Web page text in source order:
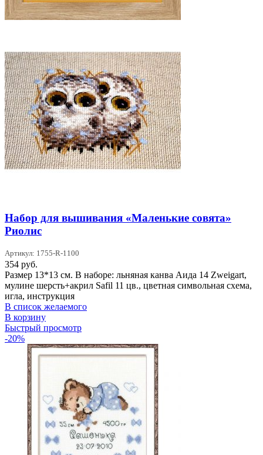
Набор для вышивания «Маленькие совята»
Риолис
Артикул: 1755-R-1100
354 руб.
Размер 13*13 см. В наборе: льняная канва Аида 14 Zweigart,
мулине шерсть+акрил Safil 11 цв., цветная символьная схема,
игла, инструкция
В список желаемого
В корзину
Быстрый просмотр
-20%